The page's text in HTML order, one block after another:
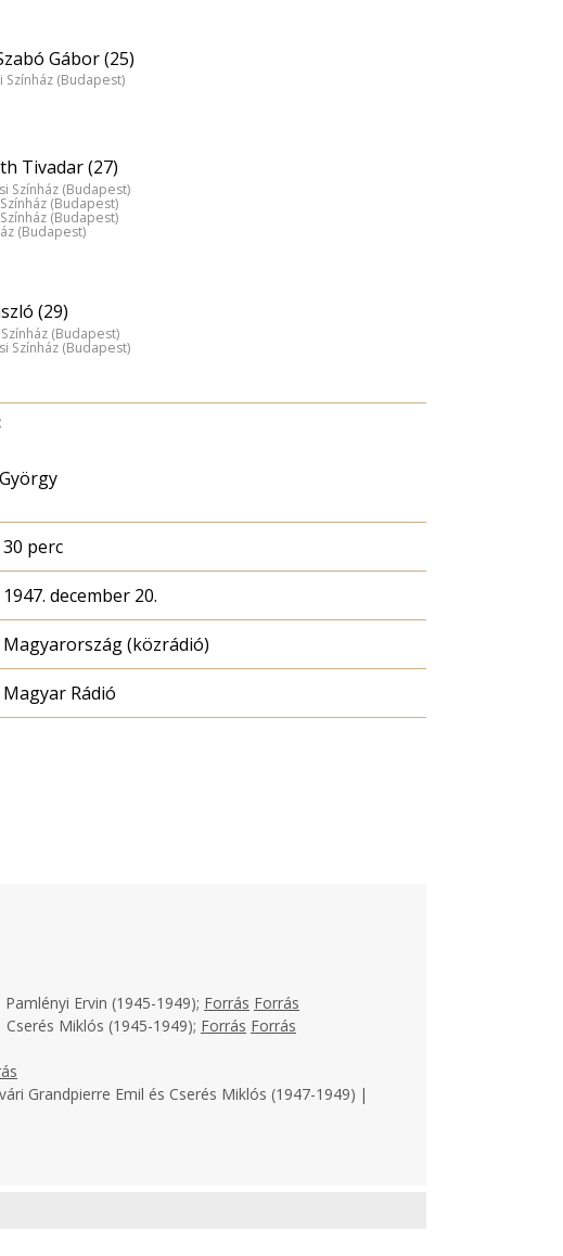
Gábor (25)
Színház (Budapest)
Tivadar (27)
Színház (Budapest)
(Budapest)
(Budapest)
(Budapest)
(29)
(Budapest)
Színház (Budapest)
30 perc
1947. december 20.
Magyarország (közrádió)
Magyar Rádió
Ervin (1945-1949); Forrás Forrás
Miklós (1945-1949); Forrás Forrás
Grandpierre Emil és Cserés Miklós (1947-1949) |